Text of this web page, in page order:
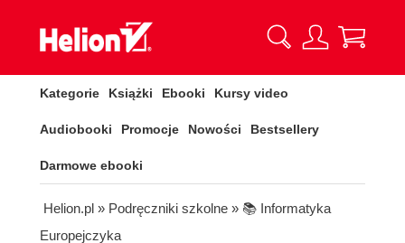
Kategorie Książki Ebooki Kursy video
Audiobooki Promocje Nowości Bestsellery
Darmowe ebooki
Helion.pl » Podręczniki szkolne » 📚 Informatyka
Europejczyka